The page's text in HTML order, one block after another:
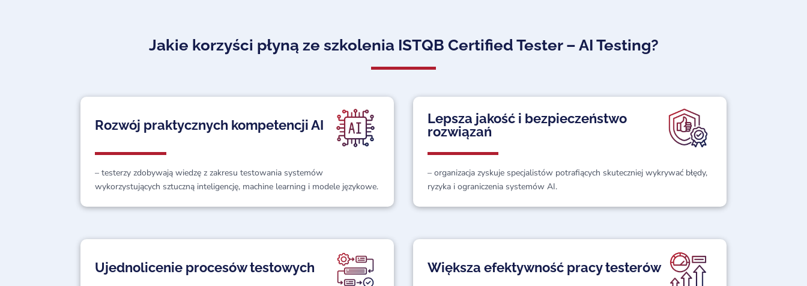
Jakie korzyści płyną ze szkolenia ISTQB Certified Tester – AI Testing?
Rozwój praktycznych kompetencji AI
– testerzy zdobywają wiedzę z zakresu testowania systemów
wykorzystujących sztuczną inteligencję, machine learning i modele językowe.
Lepsza jakość i bezpieczeństwo
rozwiązań
– organizacja zyskuje specjalistów potrafiących skuteczniej wykrywać błędy,
ryzyka i ograniczenia systemów AI.
Ujednolicenie procesów testowych Większa efektywność pracy testerów